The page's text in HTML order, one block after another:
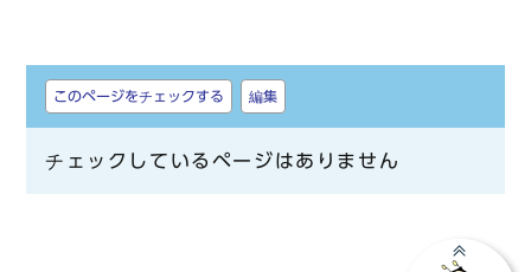
しおり
このページをチェックする 編集
チェックしているページはありません